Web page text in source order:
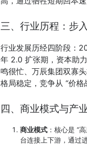
三、行业历程：步
行业发展历经四阶段：
年 2.0 扩张期，资本助
鸣很忙、万辰集团双寡
格局稳定，竞争从 “价格
四、商业模式与产
商业模式 ：核心是 “
台连接上下游，通过